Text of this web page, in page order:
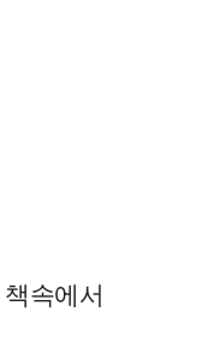
책속에서